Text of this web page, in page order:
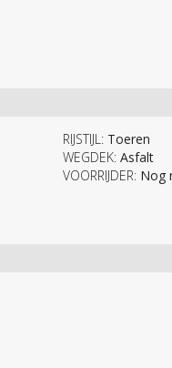
RIJSTIJL: Toeren
WEGDEK: Asfalt
VOORRIJDER: Nog